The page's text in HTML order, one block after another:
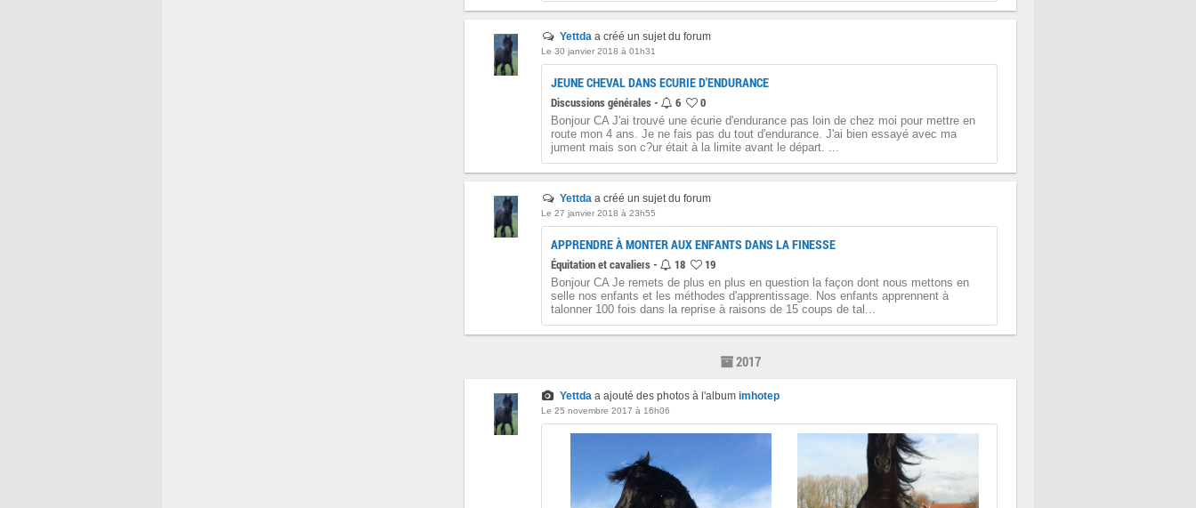
Yettda a créé un sujet du forum
Le 30 janvier 2018 à 01h31
JEUNE CHEVAL DANS ECURIE D'ENDURANCE
Discussions générales - 6 0
Bonjour CA J'ai trouvé une écurie d'endurance pas loin de chez moi pour mettre en
route mon 4 ans. Je ne fais pas du tout d'endurance. J'ai bien essayé avec ma
jument mais son c?ur était à la limite avant le départ. ...
Yettda a créé un sujet du forum
Le 27 janvier 2018 à 23h55
APPRENDRE À MONTER AUX ENFANTS DANS LA FINESSE
Équitation et cavaliers - 18 19
Bonjour CA Je remets de plus en plus en question la façon dont nous mettons en
selle nos enfants et les méthodes d'apprentissage. Nos enfants apprennent à
talonner 100 fois dans la reprise à raisons de 15 coups de tal...
2017
Yettda a ajouté des photos à l'albumimhotep
Le 25 novembre 2017 à 16h06